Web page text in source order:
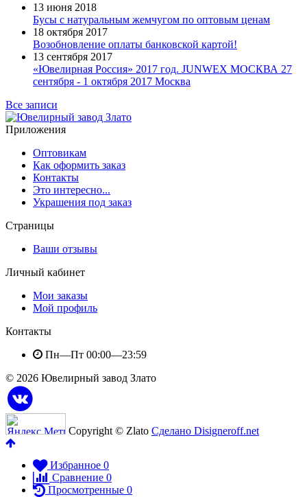
13 июня 2018
Бусы с натуральным жемчугом по оптовым ценам
18 октября 2017
Возобновление оплаты банковской картой!
13 сентября 2017
«Ювелирная Россия» 2017 год. JUNWEX МОСКВА 27
сентября - 1 октября 2017 Москва
Все записи
Приложения
Оптовикам
Как оформить заказ
Контакты
Это интересно...
Украшения под заказ
Страницы
Ваши отзывы
Личный кабинет
Мои заказы
Мой профиль
Контакты
Пн—Пт 00:00—23:59
© 2026 Ювелирный завод Злато
Copyright © Zlato Сделано Disigneroff.net
Избранное 0
Сравнение 0
Просмотренные 0